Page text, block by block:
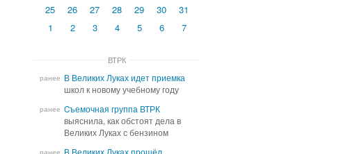
25
26 27 28 29 30
31
1
2 3 4 5 6 7
ВТРК
ранее В Великих Луках идет приемка
школ к новому учебному году
В Великих Луках идет приемка
школ к новому учебному году
ранее Cъемочная группа ВТРК
выяснила, как обстоят дела в
Великих Луках с бензином
Cъемочная группа ВТРК
выяснила, как обстоят дела в
Великих Луках с бензином
ранее В Великих Луках прошёл
В Великих Луках прошёл